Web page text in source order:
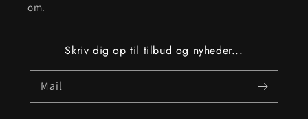
om.
Skriv dig op til tilbud og nyheder...
Mail